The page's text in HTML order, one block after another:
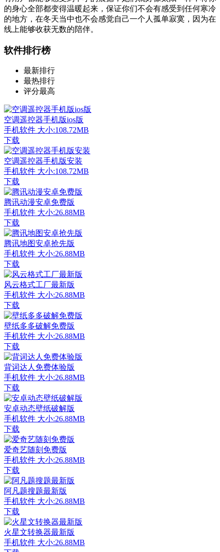
的身心全部都变得温暖起来，保证你们不会有感受到任何寒冷
的地方，在冬天当中也不会感觉自己一个人孤单寂寞，因为在
线上能够收获无数的陪伴。
软件排行榜
最新排行
最热排行
评分最高
空调遥控器手机版ios版
手机软件 大小:108.72MB
下载
空调遥控器手机版安装
手机软件 大小:108.72MB
下载
腾讯动漫安卓免费版
手机软件 大小:26.88MB
下载
腾讯地图安卓抢先版
手机软件 大小:26.88MB
下载
风云格式工厂最新版
手机软件 大小:26.88MB
下载
壁纸多多破解免费版
手机软件 大小:26.88MB
下载
背词达人免费体验版
手机软件 大小:26.88MB
下载
安卓动态壁纸破解版
手机软件 大小:26.88MB
下载
爱奇艺随刻免费版
手机软件 大小:26.88MB
下载
阿凡题搜题最新版
手机软件 大小:26.88MB
下载
火星文转换器最新版
手机软件 大小:26.88MB